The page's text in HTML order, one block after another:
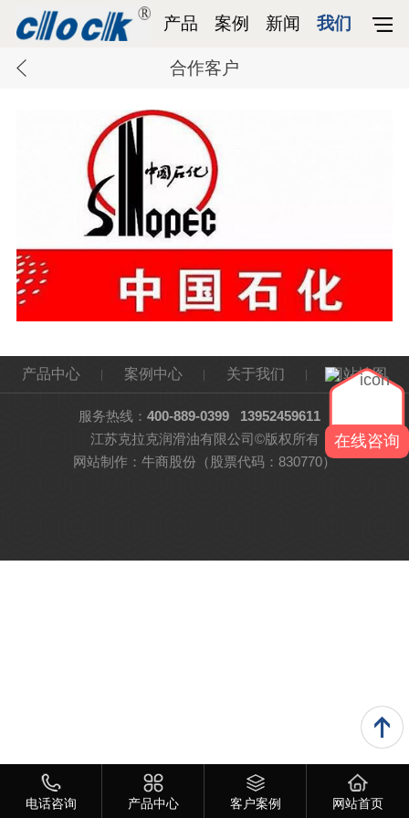
产品 案例 新闻 我们
合作客户
产品中心 案例中心 关于我们 网站地图
服务热线： 400-889-0399
13952459611
江苏克拉克润滑油有限公司©版权所有
网站制作： 牛商股份 （股票代码：830770）
电话咨询 产品中心 客户案例 网站首页
在线咨询